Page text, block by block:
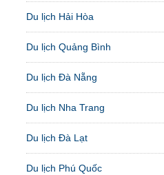
Du lịch Hải Hòa
Du lịch Quảng Bình
Du lịch Đà Nẵng
Du lịch Nha Trang
Du lịch Đà Lạt
Du lịch Phú Quốc